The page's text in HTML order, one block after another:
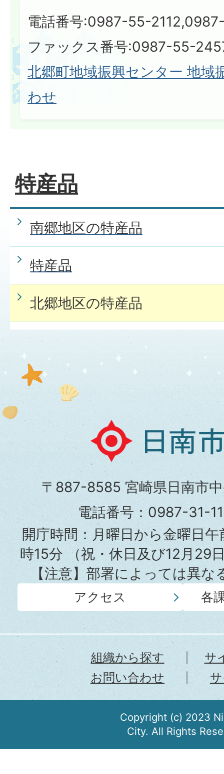
電話番号:0987-55-
ファックス番号:0987-55-
北郷町地域振興センター 地域
わせ
特産品
南郷地区の特産品
特産品
北郷地区の特産品
日
南
市
役
所
〒887-8585 宮崎県日南市
電話番号：0987-31-
開庁時間：月曜日から金曜日
時15分（祝・休日及び12月29
【注意】部署によっては異
アクセス 各
組織から探す
サ
お問い合わせ
Copyright (c) 2023
City. All Rights